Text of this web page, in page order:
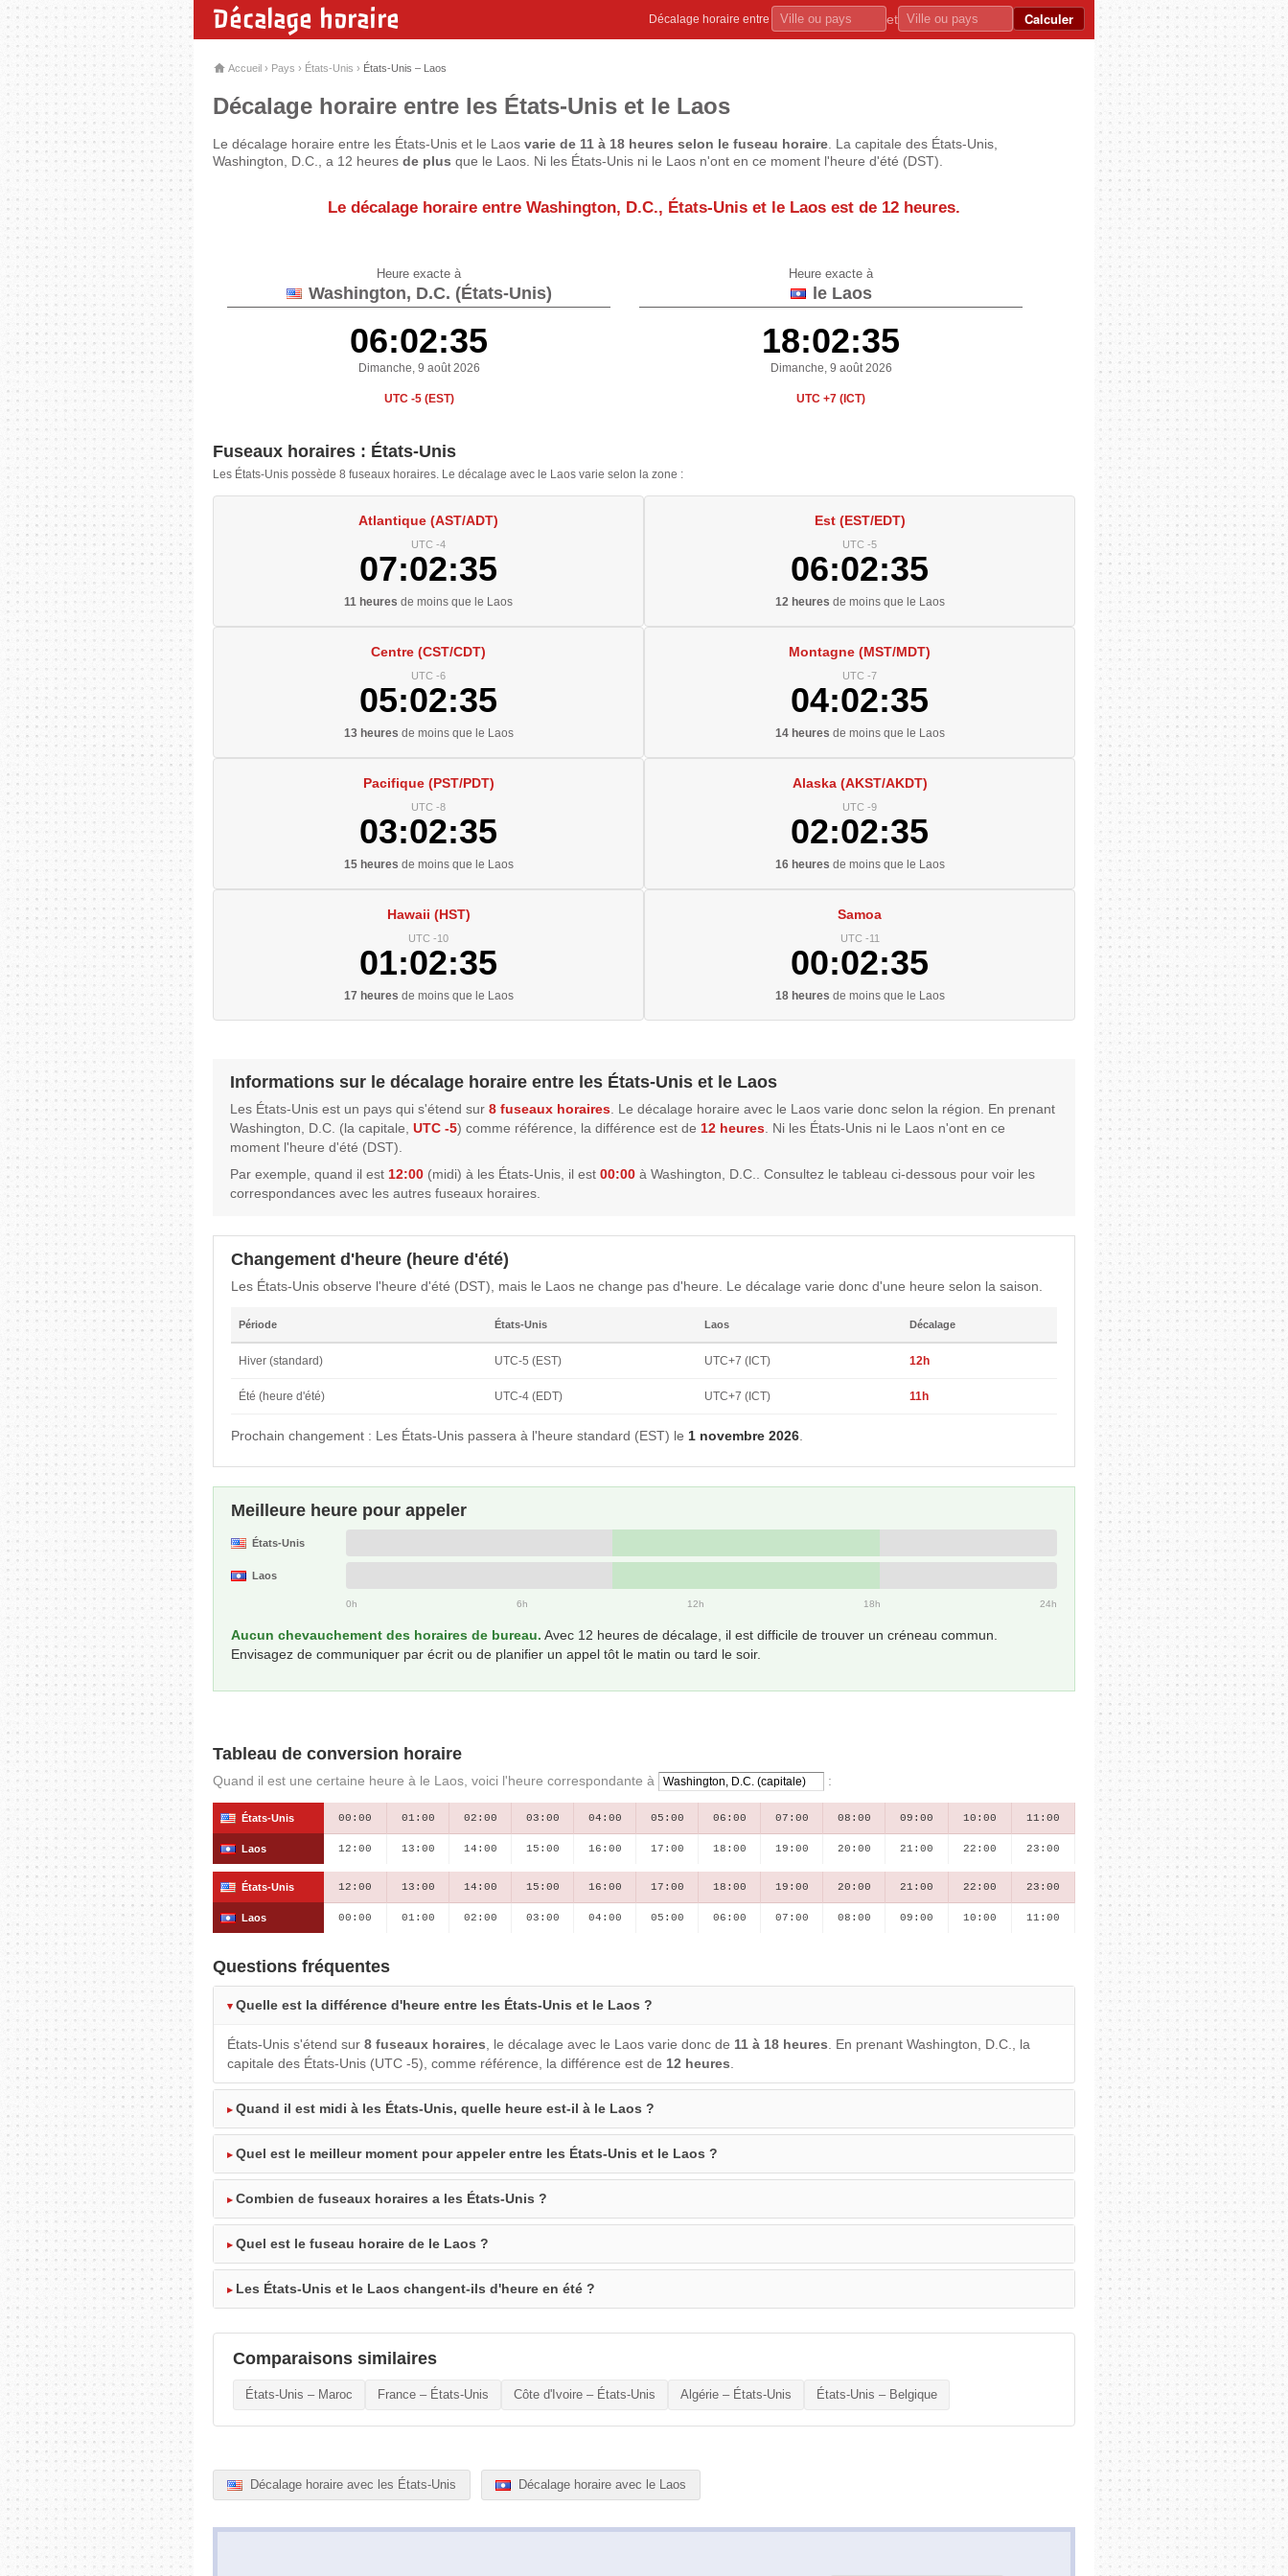
Décalage horaire Décalage horaire entre et Calculer
Accueil › Pays › États-Unis › États-Unis – Laos
Décalage horaire entre les États-Unis et le Laos
Le décalage horaire entre les États-Unis et le Laos varie de 11 à 18 heures selon le fuseau horaire . La capitale des États-Unis,
Washington, D.C., a 12 heures de plus que le Laos. Ni les États-Unis ni le Laos n'ont en ce moment l'heure d'été (DST).
Le décalage horaire entre Washington, D.C., États-Unis et le Laos est de 12 heures.
Heure exacte à
Washington, D.C. (États-Unis)
06:02:36
Dimanche, 9 août 2026
UTC -5 (EST)
Heure exacte à
le Laos
18:02:36
Dimanche, 9 août 2026
UTC +7 (ICT)
Fuseaux horaires : États-Unis
Les États-Unis possède 8 fuseaux horaires. Le décalage avec le Laos varie selon la zone :
Atlantique (AST/ADT)
UTC -4
07:02:36
11 heures de moins que le Laos
Est (EST/EDT)
UTC -5
06:02:36
12 heures de moins que le Laos
Centre (CST/CDT)
UTC -6
05:02:36
13 heures de moins que le Laos
Montagne (MST/MDT)
UTC -7
04:02:36
14 heures de moins que le Laos
Pacifique (PST/PDT)
UTC -8
03:02:36
15 heures de moins que le Laos
Alaska (AKST/AKDT)
UTC -9
02:02:36
16 heures de moins que le Laos
Hawaii (HST)
UTC -10
01:02:36
17 heures de moins que le Laos
Samoa
UTC -11
00:02:36
18 heures de moins que le Laos
Informations sur le décalage horaire entre les États-Unis et le Laos
Les États-Unis est un pays qui s'étend sur 8 fuseaux horaires . Le décalage horaire avec le Laos varie donc selon la région. En prenant
Washington, D.C. (la capitale, UTC -5) comme référence, la différence est de 12 heures . Ni les États-Unis ni le Laos n'ont en ce
moment l'heure d'été (DST).
Par exemple, quand il est 12:00 (midi) à les États-Unis, il est 00:00 à Washington, D.C.. Consultez le tableau ci-dessous pour voir les
correspondances avec les autres fuseaux horaires.
Changement d'heure (heure d'été)
Les États-Unis observe l'heure d'été (DST), mais le Laos ne change pas d'heure. Le décalage varie donc d'une heure selon la saison.
Période États-Unis Laos Décalage
Hiver (standard) UTC-5 (EST) UTC+7 (ICT) 12h
Été (heure d'été) UTC-4 (EDT) UTC+7 (ICT) 11h
Prochain changement : Les États-Unis passera à l'heure standard (EST) le 1 novembre 2026
Meilleure heure pour appeler
États-Unis
Laos
0h 6h 12h 18h 24h
Aucun chevauchement des horaires de bureau. Avec 12 heures de décalage, il est difficile de trouver un créneau commun.
Envisagez de communiquer par écrit ou de planifier un appel tôt le matin ou tard le soir.
Tableau de conversion horaire
Quand il est une certaine heure à le Laos, voici l'heure correspondante à :
États-Unis 00:00 01:00 02:00 03:00 04:00 05:00 06:00 07:00 08:00 09:00 10:00 11:00
Laos 12:00 13:00 14:00 15:00 16:00 17:00 18:00 19:00 20:00 21:00 22:00 23:00
États-Unis 12:00 13:00 14:00 15:00 16:00 17:00 18:00 19:00 20:00 21:00 22:00 23:00
Laos 00:00 01:00 02:00 03:00 04:00 05:00 06:00 07:00 08:00 09:00 10:00 11:00
Questions fréquentes
Quelle est la différence d'heure entre les États-Unis et le Laos ?
États-Unis s'étend sur 8 fuseaux horaires , le décalage avec le Laos varie donc de 11 à 18 heures . En prenant Washington, D.C., la
capitale des États-Unis (UTC -5), comme référence, la différence est de 12 heures
Quand il est midi à les États-Unis, quelle heure est-il à le Laos ?
Quel est le meilleur moment pour appeler entre les États-Unis et le Laos ?
Combien de fuseaux horaires a les États-Unis ?
Quel est le fuseau horaire de le Laos ?
Les États-Unis et le Laos changent-ils d'heure en été ?
Comparaisons similaires
États-Unis – Maroc France – États-Unis Côte d'Ivoire – États-Unis Algérie – États-Unis États-Unis – Belgique
Décalage horaire avec les États-Unis Décalage horaire avec le Laos